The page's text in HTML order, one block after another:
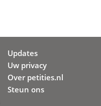
Updates
Uw privacy
Over petities.nl
Steun ons